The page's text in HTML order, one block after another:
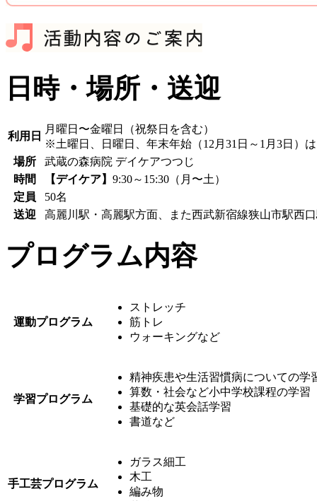
日時・場所・送迎
利用日
月曜日〜金曜日（祝祭日を含む）
※土曜日、日曜日、年末年始（12月31日～1月3日）
場所
武蔵の森病院 デイケアつつじ
時間
【デイケア】 9:30～15:30（月〜土）
定員
50名
送迎
高麗川駅・高麗駅方面、また西武新宿線狭山市駅西
プログラム内容
運動プログラム
ストレッチ
筋トレ
ウォーキングなど
学習プログラム
精神疾患や生活習慣病についての学
算数・社会など小中学校課程の学習
基礎的な英会話学習
書道など
手工芸プログラム
ガラス細工
木工
編み物